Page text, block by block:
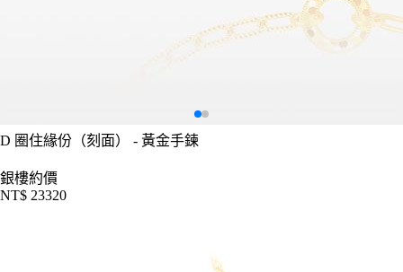
D 圈住緣份（刻面） - 黃金手鍊
銀樓約價
NT$ 23320